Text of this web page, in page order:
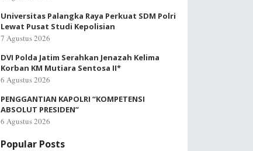
Universitas Palangka Raya Perkuat SDM Polri
Lewat Pusat Studi Kepolisian
7 Agustus 2026
DVI Polda Jatim Serahkan Jenazah Kelima
Korban KM Mutiara Sentosa II*
6 Agustus 2026
PENGGANTIAN KAPOLRI “KOMPETENSI
ABSOLUT PRESIDEN”
6 Agustus 2026
Popular Posts